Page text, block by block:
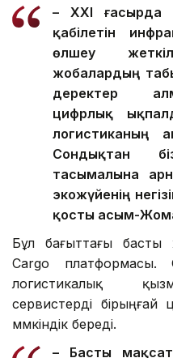
– XXI ғасырда
қабілетін
өлшеу
жобалардың
деректер
цифрлық
логистиканың
Сондықтан
тасымалына
экожүйенің
қосты Қасым-
Бұл бағыттағы басты
Cargo платформасы.
логистикалық
сервистерді бірыңғай
мүмкіндік береді.
– Басты мақсат